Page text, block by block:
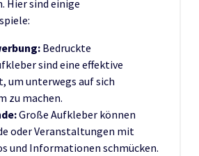
Hier sind einige
Bedruckte
sind eine effektive
um unterwegs auf sich
zu machen.
Große Aufkleber können
oder Veranstaltungen mit
und Informationen schmücken.